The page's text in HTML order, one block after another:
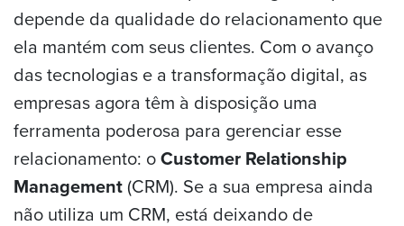
depende da qualidade do relacionamento que
ela mantém com seus clientes. Com o avanço
das tecnologias e a transformação digital, as
empresas agora têm à disposição uma
ferramenta poderosa para gerenciar esse
relacionamento: oCustomer Relationship
Management (CRM). Se a sua empresa ainda
não utiliza um CRM, está deixando de